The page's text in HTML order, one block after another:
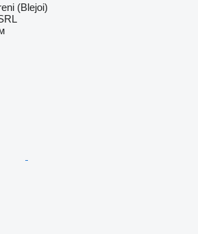
(Blejoi)